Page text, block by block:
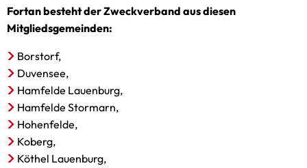
Fortan besteht der Zweckverband aus diesen
Mitgliedsgemeinden:
Borstorf,
Duvensee,
Hamfelde Lauenburg,
Hamfelde Stormarn,
Hohenfelde,
Koberg,
Köthel Lauenburg,